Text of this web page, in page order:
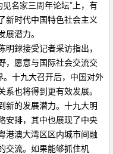
名家三周年论坛”上，有
新时代中国特色社会主义
展潜力。
銶接受记者采访指出，
，愿意与国际社会交流交
。十九大召开后，中国对外
也将得到更有效发展。
的发展潜力。十九大明
安排，其中也展现了中央
港澳大湾区区内城市间融
交流。如果能够抓住机